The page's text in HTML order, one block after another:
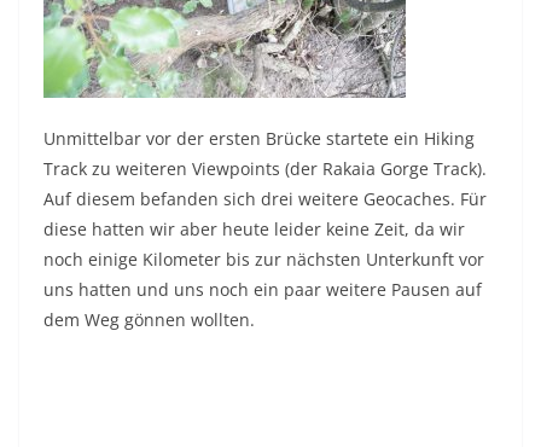
Unmittelbar vor der ersten Brücke startete ein Hiking
Track zu weiteren Viewpoints (der Rakaia Gorge Track).
Auf diesem befanden sich drei weitere Geocaches. Für
diese hatten wir aber heute leider keine Zeit, da wir
noch einige Kilometer bis zur nächsten Unterkunft vor
uns hatten und uns noch ein paar weitere Pausen auf
dem Weg gönnen wollten.